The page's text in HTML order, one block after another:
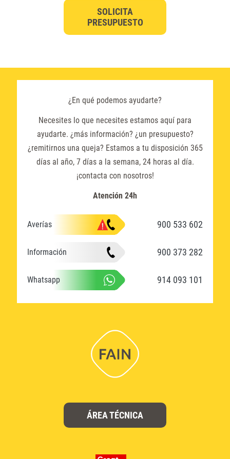
SOLICITA
PRESUPUESTO
¿En qué podemos ayudarte?
Necesites lo que necesites estamos aquí para
ayudarte. ¿más información? ¿un presupuesto?
¿remitirnos una queja? Estamos a tu disposición 365
días al año, 7 días a la semana, 24 horas al día.
¡contacta con nosotros!
Atención 24h
Averías 900 533 602
Información 900 373 282
Whatsapp 914 093 101
ÁREA TÉCNICA